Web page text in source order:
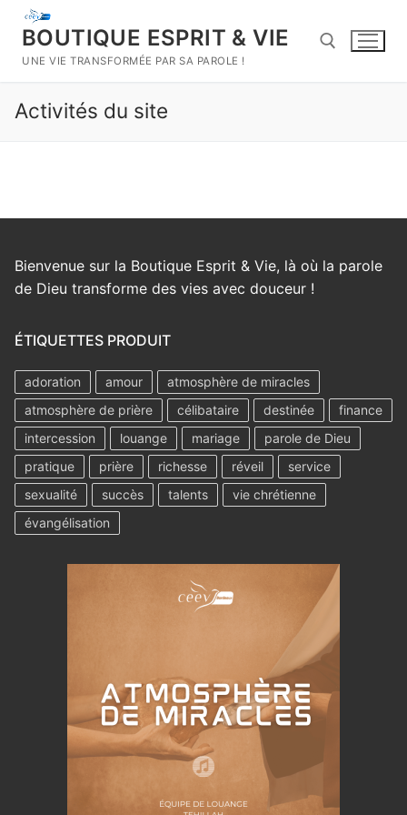
Aller
contenu
BOUTIQUE ESPRIT & VIE
UNE VIE TRANSFORMÉE PAR SA PAROLE !
Activités du site
Bienvenue sur la Boutique Esprit & Vie, là où la parole
de Dieu transforme des vies avec douceur !
ÉTIQUETTES PRODUIT
adoration amour
atmosphère de miracles
atmosphère de prière
célibataire destinée
finance
intercession
louange mariage
parole de Dieu
pratique
prière richesse réveil
service
sexualité
succès talents
vie chrétienne
évangélisation